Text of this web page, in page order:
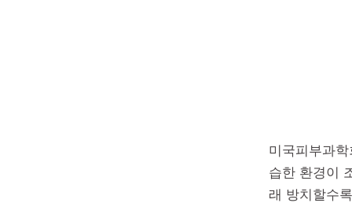
미국피부과
습한 환경이
래 방치할수